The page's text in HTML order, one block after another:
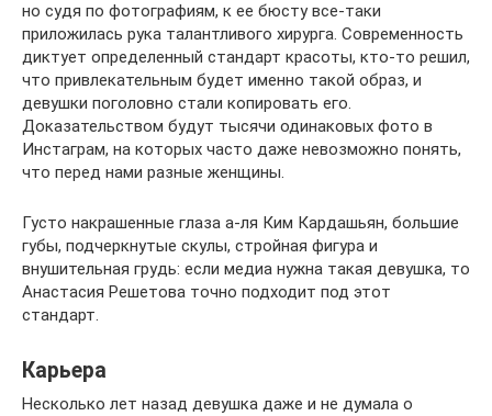
но судя по фотографиям, к ее бюсту все-таки
приложилась рука талантливого хирурга. Современность
диктует определенный стандарт красоты, кто-то решил,
что привлекательным будет именно такой образ, и
девушки поголовно стали копировать его.
Доказательством будут тысячи одинаковых фото в
Инстаграм, на которых часто даже невозможно понять,
что перед нами разные женщины.
Густо накрашенные глаза а-ля Ким Кардашьян, большие
губы, подчеркнутые скулы, стройная фигура и
внушительная грудь: если медиа нужна такая девушка, то
Анастасия Решетова точно подходит под этот
стандарт.
Карьера
Несколько лет назад девушка даже и не думала о